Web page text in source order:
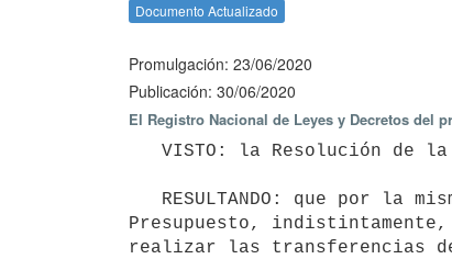
Documento Actualizado
Promulgación: 23/06/2020
Publicación: 30/06/2020
El Registro Nacional de Leyes y Decretos del
Presupuesto,
realizar las transferencias de